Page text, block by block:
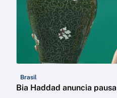
Brasil
Bia Haddad anuncia